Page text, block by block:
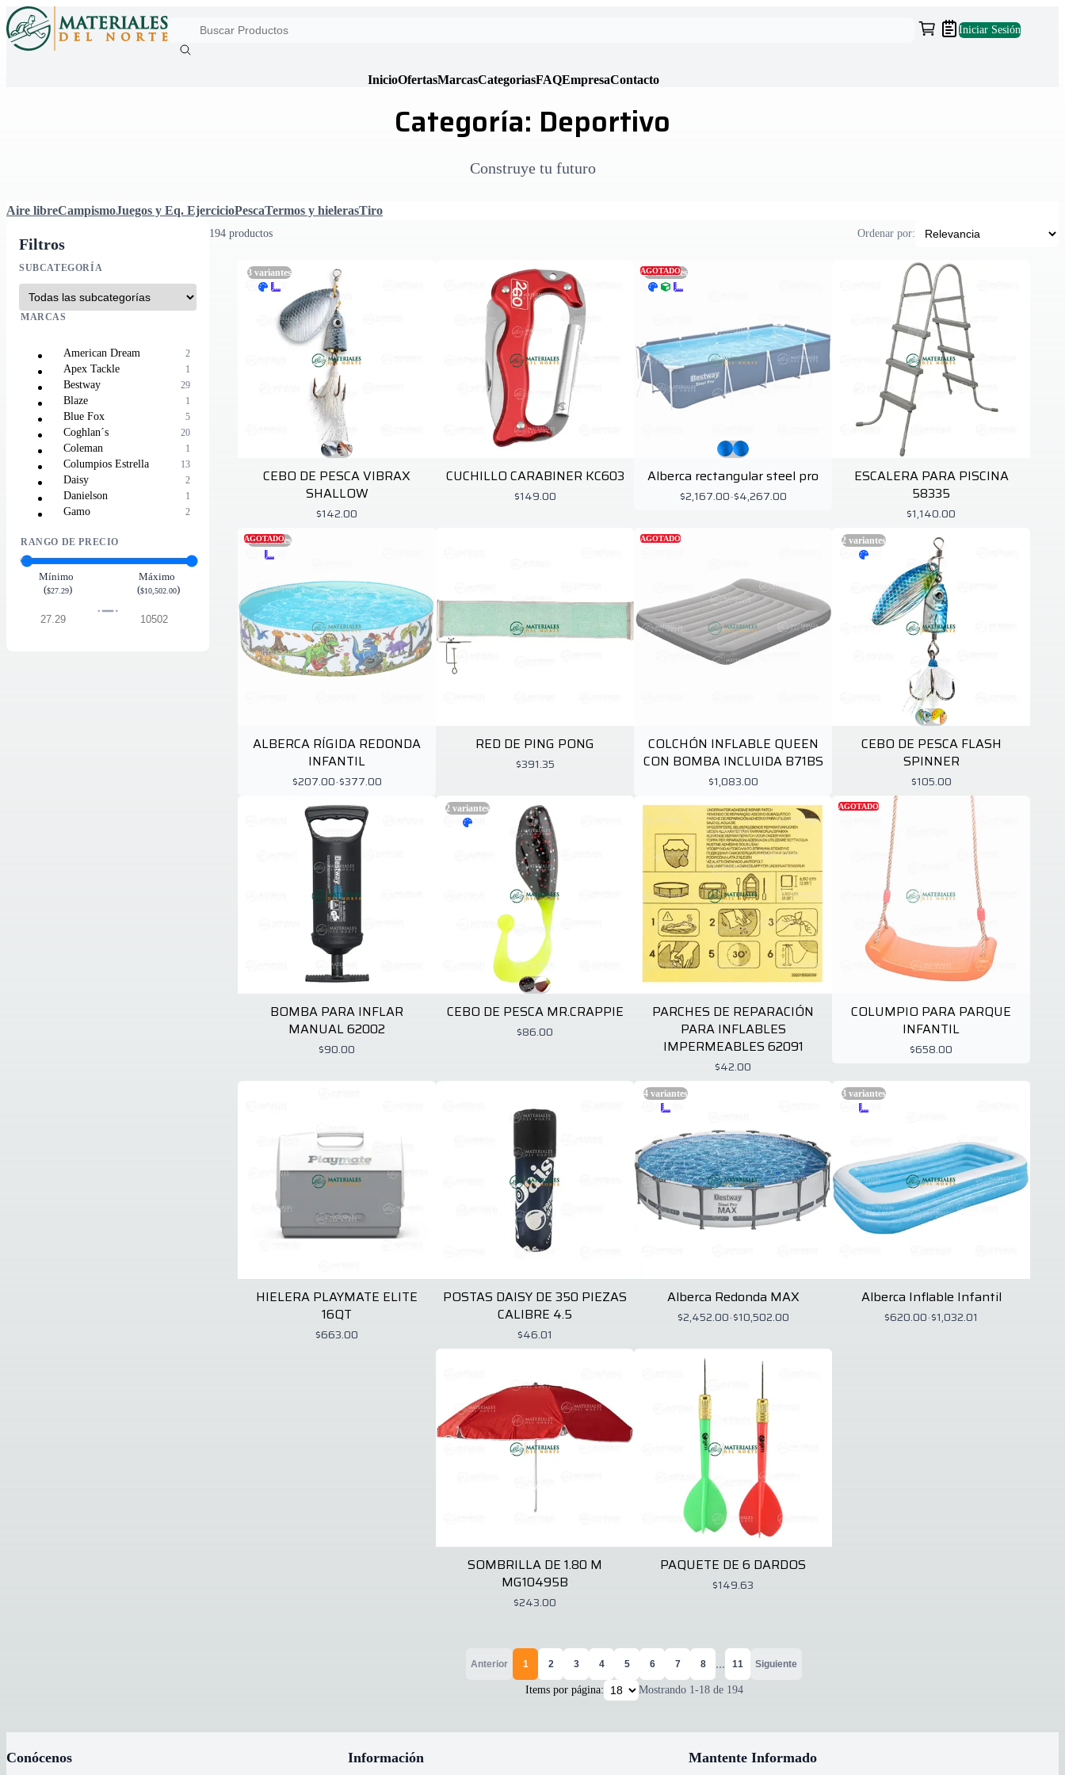
Iniciar Sesión
InicioOfertasMarcasCategoriasFAQEmpresaContacto
Categoría: Deportivo
Construye tu futuro
Aire libreCampismoJuegos y Eq. EjercicioPescaTermos y hielerasTiro
Filtros
SUBCATEGORÍA
MARCAS
American Dream 2
Apex Tackle 1
Bestway 29
Blaze 1
Blue Fox 5
Coghlan´s 20
Coleman 1
Columpios Estrella 13
Daisy 2
Danielson 1
Gamo 2
Gimbel Mexicana
Igloo 20
Intex
Jb Lures
La Ardilla
Lifetime
RANGO DE PRECIO
Mínimo
($27.29)
Máximo
($10,502.00)
194 productos Ordenar por:
3 variantes
CEBO DE PESCA VIBRAX
SHALLOW
$142.00
CUCHILLO CARABINER KC603
$149.00
AGOTADO
2variantes
Alberca rectangular steel pro
$2,167.00-$4,267.00
ESCALERA PARA PISCINA
58335
$1,140.00
AGOTADO
2variantes
ALBERCA RÍGIDA REDONDA
INFANTIL
$207.00-$377.00
RED DE PING PONG
$391.35
AGOTADO
COLCHÓN INFLABLE QUEEN
CON BOMBA INCLUIDA B71BS
$1,083.00
2 variantes
CEBO DE PESCA FLASH
SPINNER
$105.00
BOMBA PARA INFLAR
MANUAL 62002
$90.00
2 variantes
CEBO DE PESCA MR.CRAPPIE
$86.00
PARCHES DE REPARACIÓN
PARA INFLABLES
IMPERMEABLES 62091
$42.00
AGOTADO
COLUMPIO PARA PARQUE
INFANTIL
$658.00
HIELERA PLAYMATE ELITE
16QT
$663.00
POSTAS DAISY DE 350 PIEZAS
CALIBRE 4.5
$46.01
4 variantes
Alberca Redonda MAX
$2,452.00-$10,502.00
3 variantes
Alberca Inflable Infantil
$620.00-$1,032.01
SOMBRILLA DE 1.80 M
MG10495B
$243.00
PAQUETE DE 6 DARDOS
$149.63
Anterior 1 2 3 4 5 6 7 8 ... 11 Siguiente
Items por página: Mostrando 1-18de 194
Conócenos Información Mantente Informado